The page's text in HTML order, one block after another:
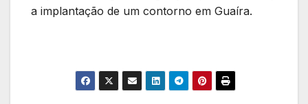
a implantação de um contorno em Guaíra.